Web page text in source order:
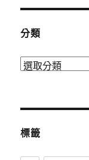
鍵
分類
分
標籤